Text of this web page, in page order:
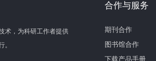
术，为科研工作者提供
。
合作与服务
期刊合作
图书馆合作
下载产品手册